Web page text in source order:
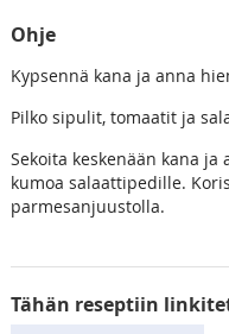
Ohje
Kypsennä kana ja anna
Pilko sipulit, tomaatit ja
Sekoita keskenään kana ja
kumoa salaattipedille.
parmesanjuustolla.
Tähän reseptiin